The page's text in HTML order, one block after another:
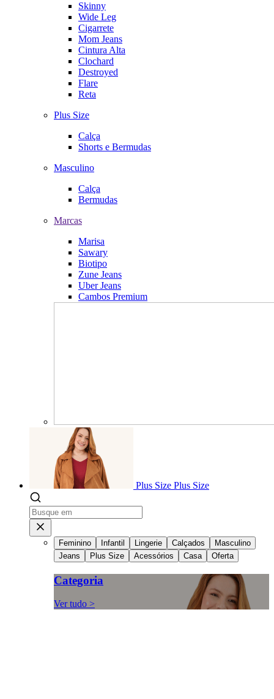
Skinny
Wide Leg
Cigarrete
Mom Jeans
Cintura Alta
Clochard
Destroyed
Flare
Reta
Plus Size
Calça
Shorts e Bermudas
Masculino
Calça
Bermudas
Marcas
Marisa
Sawary
Biotipo
Zune Jeans
Uber Jeans
Cambos Premium
Plus Size Plus Size
Feminino Infantil Lingerie Calçados
Masculino
Jeans
Plus Size Acessórios Casa Oferta
Categoria
Ver tudo >